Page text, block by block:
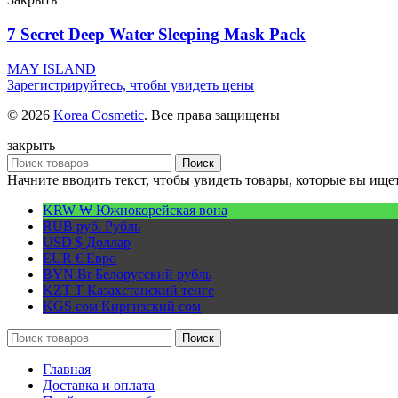
7 Secret Deep Water Sleeping Mask Pack
MAY ISLAND
Зарегистрируйтесь, чтобы увидеть цены
© 2026 Korea Cosmetic. Все права защищены
закрыть
Поиск
Начните вводить текст, чтобы увидеть товары, которые вы
KRW ₩ Южнокорейская вона
RUB руб. Рубль
USD $ Доллар
EUR € Евро
BYN BrБелорусский рубль
KZT T Казахстанский тенге
KGS сом Киргизский сом
Поиск
Главная
Доставка и оплата